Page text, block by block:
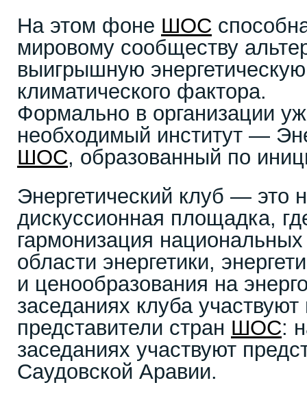
На этом фоне ШОС
мировому сообществу
выигрышную
климатического фактора.
Формально в организации
необходимый институт —
ШОС, образованный по
Энергетический клуб — это
дискуссионная площадка,
гармонизация национальных
области энергетики,
и ценообразования на
заседаниях клуба участвуют
представители стран ШОС:
заседаниях участвуют
Саудовской Аравии.